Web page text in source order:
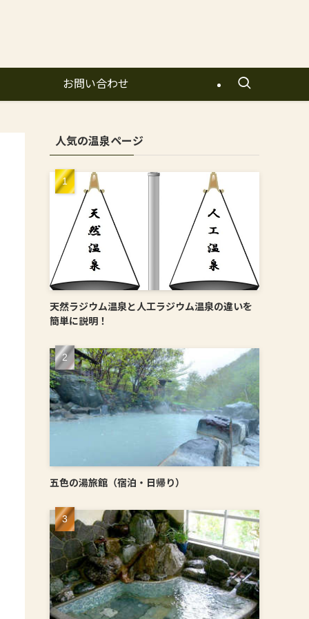
お問い合わせ
人気の温泉ページ
天然ラジウム温泉と人工ラジウム温泉の違いを
簡単に説明！
五色の湯旅館（宿泊・日帰り）